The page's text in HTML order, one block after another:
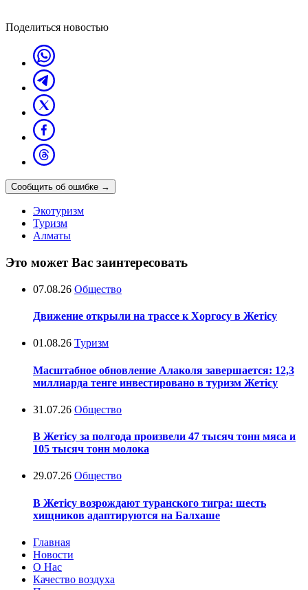
Поделиться новостью
Сообщить об ошибке →
Экотуризм
Туризм
Алматы
Это может Вас заинтересовать
07.08.26 Общество
Движение открыли на трассе к Хоргосу в Жетісу
01.08.26 Туризм
Масштабное обновление Алаколя завершается: 12,3
миллиарда тенге инвестировано в туризм Жетісу
31.07.26 Общество
В Жетісу за полгода произвели 47 тысяч тонн мяса и
105 тысяч тонн молока
29.07.26 Общество
В Жетісу возрождают туранского тигра: шесть
хищников адаптируются на Балхаше
Главная
Новости
О Нас
Качество воздуха